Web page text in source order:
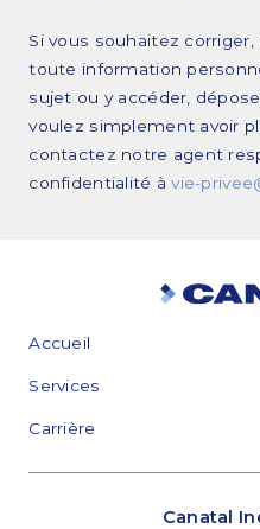
Si vous souhaitez
toute information
sujet ou y accéder,
voulez simplement avoir
contactez notre agent
confidentialité àvie-
Accueil
Services
Carrière
Canatal